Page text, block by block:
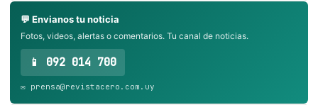
💬 Envianos tu noticia
Fotos, videos, alertas o comentarios. Tu canal de noticias.
📱 092 014 700
✉️ prensa@revistacero.com.uy